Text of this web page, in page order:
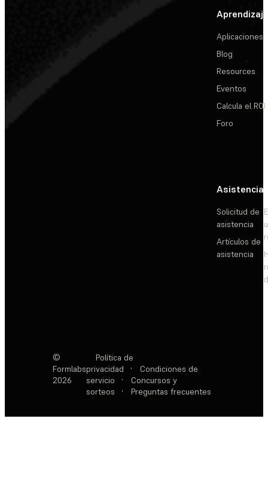
Aprendizaje
Aplicaciones
Blog
Resources
Eventos
Calcula el ROI
Foro
Asistencia
Solicitud de
asistencia
Artículos de
asistencia
©
Formlabs
2026
Política de
privacidad
·
Condiciones de
servicio
·
Concursos y
sorteos
· Preguntas frecuentes